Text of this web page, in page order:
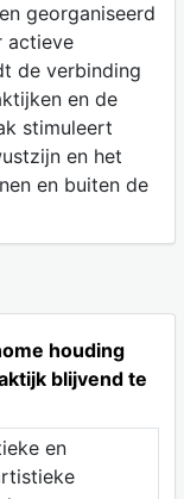
georganiseerd
actieve
de verbinding
en de
stimuleert
en het
en buiten de
houding
blijvend te
en